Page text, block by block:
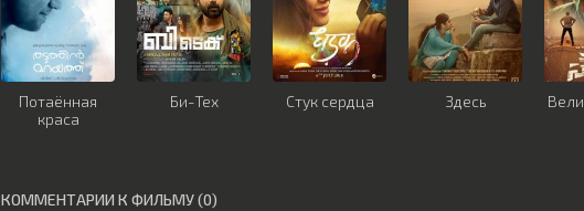
Потаённая
краса
Би-Тех Стук сердца Здесь
КОММЕНТАРИИ К ФИЛЬМУ (0)